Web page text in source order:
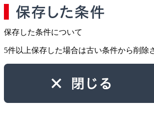
保存した条件について
5件以上保存した場合は古い条件から削除